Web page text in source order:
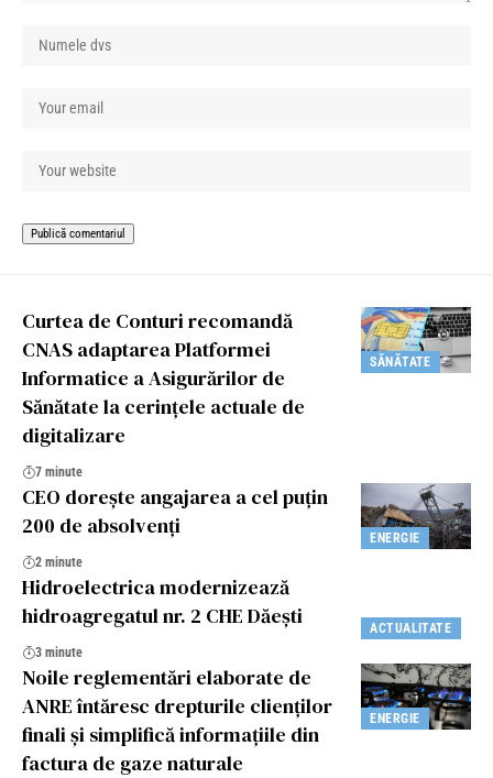
SĂNĂTATE
Curtea de Conturi recomandă
CNAS adaptarea Platformei
Informatice a Asigurărilor de
Sănătate la cerințele actuale de
digitalizare
7 minute
ENERGIE
CEO dorește angajarea a cel puțin
200 de absolvenți
2 minute
ACTUALITATE
Hidroelectrica modernizează
hidroagregatul nr. 2 CHE Dăești
3 minute
ENERGIE
Noile reglementări elaborate de
ANRE întăresc drepturile clienților
finali și simplifică informațiile din
factura de gaze naturale